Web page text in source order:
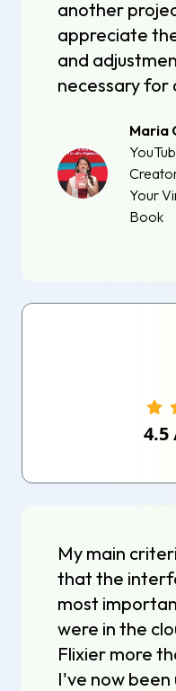
another
appreciate
and
necessary for
Maria
Your
Book
4.5
My main
that the
most
were in the
Flixier more
I've now